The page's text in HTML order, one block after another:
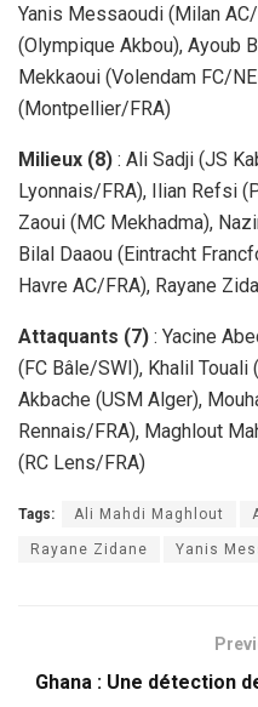
Yanis Messaoudi (Milan
(Olympique Akbou), Ayoub
Mekkaoui (Volendam FC/
(Montpellier/FRA)
Milieux (8) : Ali Sadji (JS
Lyonnais/FRA), Ilian Refsi
Zaoui (MC Mekhadma),
Bilal Daaou (Eintracht
Havre AC/FRA), Rayane
Attaquants (7) : Yacine
(FC Bâle/SWI), Khalil Touali
Akbache (USM Alger),
Rennais/FRA), Maghlout
(RC Lens/FRA)
Tags: Ali Mahdi Maghlout
Rayane Zidane Yanis
Ghana : Une détection